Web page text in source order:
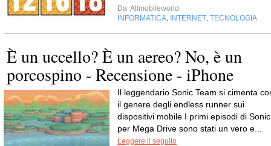
Da Allmobileworld
INFORMATICA
INTERNET TECNOLOGIA
È un uccello? È un aereo? No, è un
porcospino - Recensione - iPhone
Il leggendario Sonic Team si cimenta
il genere degli endless runner sui
dispositivi mobile I primi episodi di Sonic
per Mega Drive sono stati un vero e...
Leggere il seguito